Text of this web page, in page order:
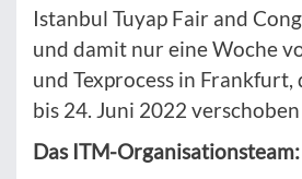
Istanbul Tuyap Fair and
und damit nur eine Woche
und Texprocess in Frankfurt,
bis 24. Juni 2022
Das ITM-Organisationsteam: